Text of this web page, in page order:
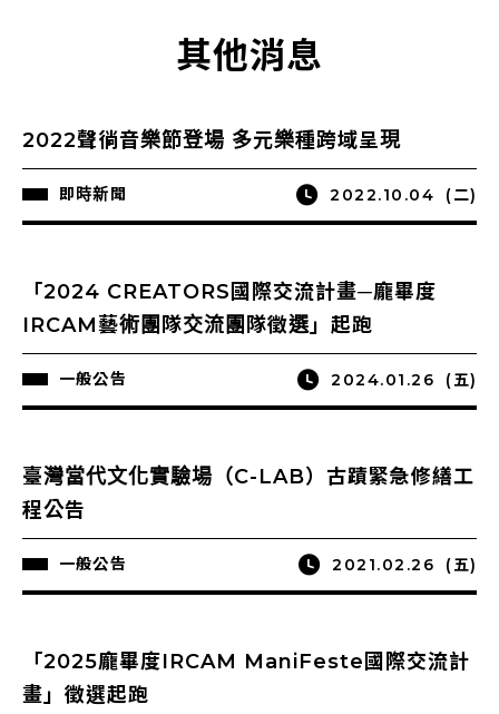
其他消息
2022聲徜音樂節登場 多元樂種跨域呈現
即時新聞 2022.10.04 (二)
「2024 CREATORS國際交流計畫─龐畢度
IRCAM藝術團隊交流團隊徵選」起跑
一般公告 2024.01.26 (五)
臺灣當代文化實驗場（C-LAB）古蹟緊急修繕工
程公告
一般公告 2021.02.26 (五)
「2025龐畢度IRCAM ManiFeste國際交流計
畫」徵選起跑